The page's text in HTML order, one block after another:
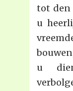
tot den
u
u